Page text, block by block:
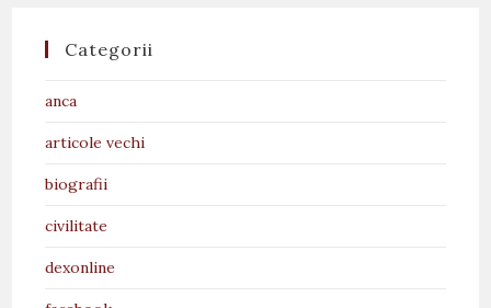
Categorii
anca
articole vechi
biografii
civilitate
dexonline